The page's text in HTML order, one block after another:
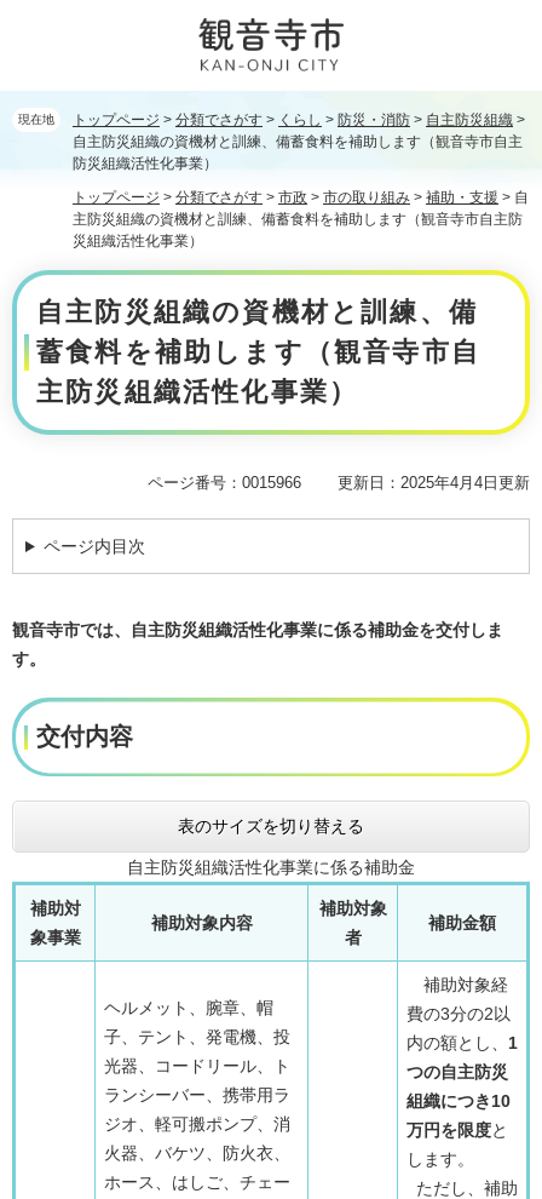
へ
現在地 トップページ > 分類でさがす > くらし > 防災・消防 > 自主防災組織 >
自主防災組織の資機材と訓練、備蓄食料を補助します（観音寺市自主
防災組織活性化事業）
トップページ > 分類でさがす > 市政 > 市の取り組み > 補助・支援 > 自
主防災組織の資機材と訓練、備蓄食料を補助します（観音寺市自主防
災組織活性化事業）
本
文
自主防災組織の資機材と訓練、備
蓄食料を補助します（観音寺市自
主防災組織活性化事業）
ページ番号：0015966 更新日：2025年4月4日更新
ページ内目次
観音寺市では、自主防災組織活性化事業に係る補助金を交付しま
す。
交付内容
表のサイズを切り替える
自主防災組織活性化事業に係る補助金
補助対
象事業
補助対象内容
補助対象
者
補助金額
ヘルメット、腕章、帽
子、テント、発電機、投
光器、コードリール、ト
ランシーバー、携帯用ラ
ジオ、軽可搬ポンプ、消
火器、バケツ、防火衣、
ホース、はしご、チェー
補助対象経
費の3分の2以
内の額とし、 1
つの自主防災
組織につき10
万円を限度と
します。
ただし、補助